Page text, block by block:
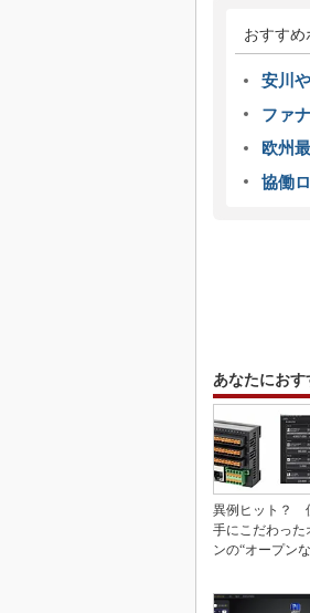
おすすめ
安川
ファ
欧州
協働
あなたにおす
異例ヒット？
手にこだわった
ンの“オープン